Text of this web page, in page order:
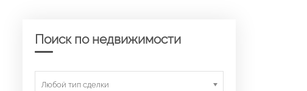
Поиск по недвижимости
Любой тип сделки